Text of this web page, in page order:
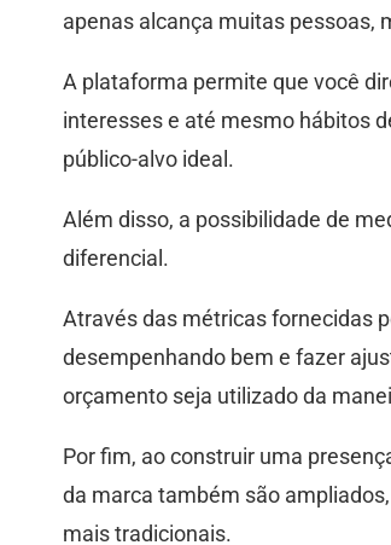
apenas alcança muitas pessoas,
A plataforma permite que você
interesses e até mesmo hábitos
público-alvo ideal.
Além disso, a possibilidade de
diferencial.
Através das métricas fornecidas
desempenhando bem e fazer
orçamento seja utilizado da
Por fim, ao construir uma
da marca também são
mais tradicionais.